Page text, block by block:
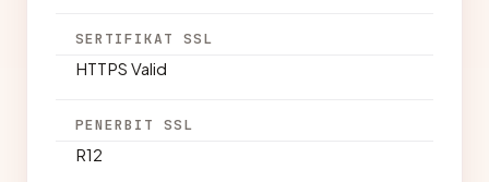
SERTIFIKAT SSL
HTTPS Valid
PENERBIT SSL
R12